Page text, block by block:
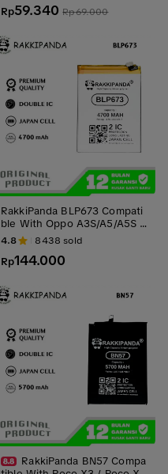
Rp59.340 Rp69.000
RakkiPanda BLP673 Compati
ble With Oppo A3S/A5/A5S A
X5S/A7/A11K/A12 2020/A31 2
020/Realme C1/Realme 2 Bat
re Batrai Baterai Battery
4.8 8438 sold
Rp144.000
RakkiPanda BN57 Compa